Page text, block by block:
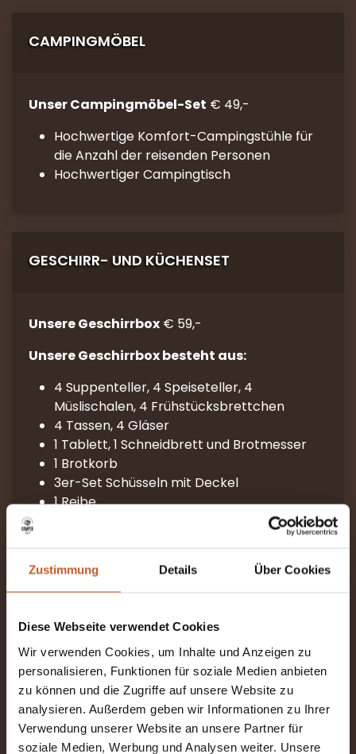
Zustimmung Details Über Cookies
Diese Webseite verwendet Cookies
Wir verwenden Cookies, um Inhalte und Anzeigen zu
personalisieren, Funktionen für soziale Medien anbieten
zu können und die Zugriffe auf unsere Website zu
analysieren. Außerdem geben wir Informationen zu Ihrer
Verwendung unserer Website an unsere Partner für
soziale Medien, Werbung und Analysen weiter. Unsere
CAMPINGMÖBEL
Unser Campingmöbel-Set € 49,-
Hochwertige Komfort-Campingstühle für
die Anzahl der reisenden Personen
Hochwertiger Campingtisch
GESCHIRR- UND KÜCHENSET
Unsere Geschirrbox€ 59,-
Unsere Geschirrbox besteht aus:
4 Suppenteller, 4 Speiseteller, 4
Müslischalen, 4 Frühstücksbrettchen
4 Tassen, 4 Gläser
1 Tablett, 1 Schneidbrett und Brotmesser
1 Brotkorb
3er-Set Schüsseln mit Deckel
1 Reibe
6 Teile Küchenhelfer inkl. Salatbesteck
1 Bratpfanne, 2 Töpfe mit Deckel (groß +
klein)
4 Kaffeelöffel, 4 Kuchengabeln
3 Schälmesser
1 Schäler
Der angegebene Preis versteht sich pro
Buchung (nicht pro Tag).